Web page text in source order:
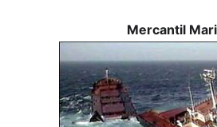
Mercantil